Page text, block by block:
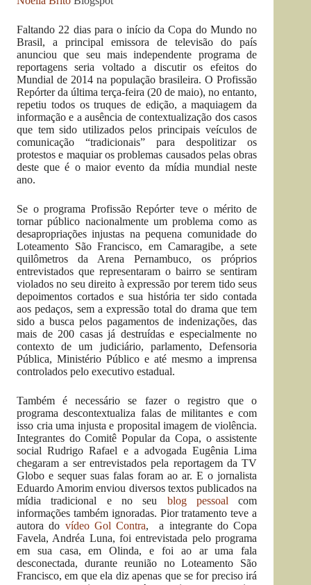
Faltando 22 dias para o início da Copa do Mundo no
Brasil, a principal emissora de televisão do país
anunciou que seu mais independente programa de
reportagens seria voltado a discutir os efeitos do
Mundial de 2014 na população brasileira. O Profissão
Repórter da última terça-feira (20 de maio), no entanto,
repetiu todos os truques de edição, a maquiagem da
informação e a ausência de contextualização dos casos
que tem sido utilizados pelos principais veículos de
comunicação “tradicionais” para despolitizar os
protestos e maquiar os problemas causados pelas obras
deste que é o maior evento da mídia mundial neste
ano.
Se o programa Profissão Repórter teve o mérito de
tornar público nacionalmente um problema como as
desapropriações injustas na pequena comunidade do
Loteamento São Francisco, em Camaragibe, a sete
quilômetros da Arena Pernambuco, os próprios
entrevistados que representaram o bairro se sentiram
violados no seu direito à expressão por terem tido seus
depoimentos cortados e sua história ter sido contada
aos pedaços, sem a expressão total do drama que tem
sido a busca pelos pagamentos de indenizações, das
mais de 200 casas já destruídas e especialmente no
contexto de um judiciário, parlamento, Defensoria
Pública, Ministério Público e até mesmo a imprensa
controlados pelo executivo estadual.
Também é necessário se fazer o registro que o
programa descontextualiza falas de militantes e com
isso cria uma injusta e proposital imagem de violência.
Integrantes do Comitê Popular da Copa, o assistente
social Rudrigo Rafael e a advogada Eugênia Lima
chegaram a ser entrevistados pela reportagem da TV
Globo e sequer suas falas foram ao ar. E o jornalista
Eduardo Amorim enviou diversos textos publicados na
mídia tradicional e no seu blog pessoalcom
informações também ignoradas. Pior tratamento teve a
autora do vídeo Gol Contra, a integrante do Copa
Favela, Andréa Luna, foi entrevistada pelo programa
em sua casa, em Olinda, e foi ao ar uma fala
desconectada, durante reunião no Loteamento São
Francisco, em que ela diz apenas que se for preciso irá